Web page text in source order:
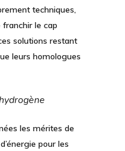
techniques,
franchir le cap
solutions restant
leurs homologues
les mérites de
pour les